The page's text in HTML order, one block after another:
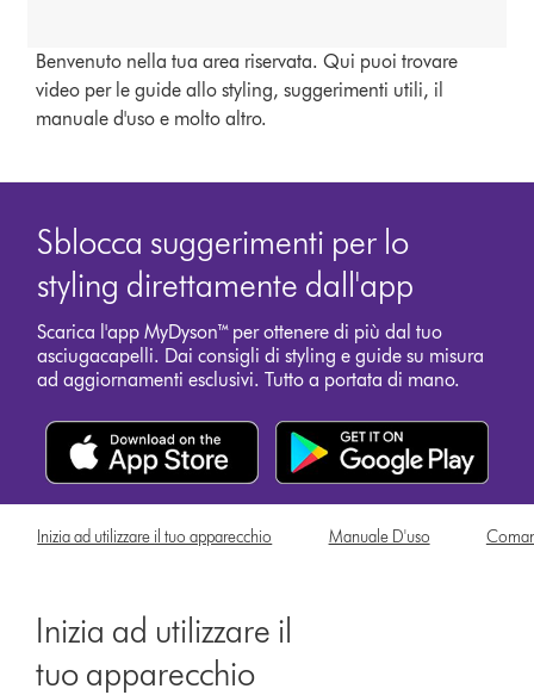
Benvenuto nella tua area riservata. Qui puoi trovare
video per le guide allo styling, suggerimenti utili, il
manuale d'uso e molto altro.
Sblocca suggerimenti per lo
styling direttamente dall'app
Scarica l'app MyDyson™ per ottenere di più dal tuo
asciugacapelli. Dai consigli di styling e guide su misura
ad aggiornamenti esclusivi. Tutto a portata di mano.
Inizia ad utilizzare il tuo apparecchio Manuale D'uso
Inizia ad utilizzare il
tuo apparecchio